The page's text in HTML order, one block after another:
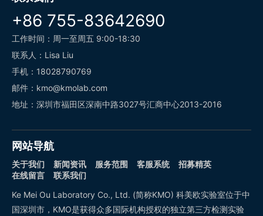
+86 755-83642690
工作时间：周一至周五 9:00-18:30
联系人：Lisa Liu
手机：18028790769
邮件：kmo@kmolab.com
地址：深圳市福田区深南中路3027号汇商中心2013-2016
网站导航
关于我们 新闻资讯 服务范围 客服系统
招募精英
在线留言
联系我们
Ke Mei Ou Laboratory Co., Ltd. (简称KMO) 科美欧实验室位于中
国深圳市，KMO是获得众多国际机构授权的独立第三方检测实验